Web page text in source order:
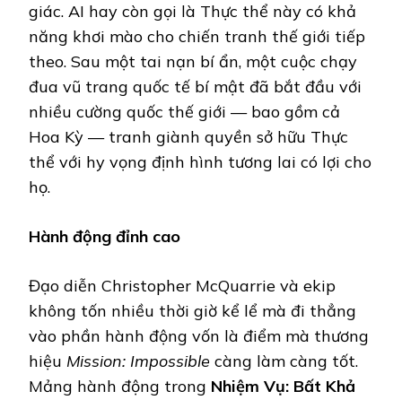
giác. AI hay còn gọi là Thực thể này có khả
năng khơi mào cho chiến tranh thế giới tiếp
theo. Sau một tai nạn bí ẩn, một cuộc chạy
đua vũ trang quốc tế bí mật đã bắt đầu với
nhiều cường quốc thế giới — bao gồm cả
Hoa Kỳ — tranh giành quyền sở hữu Thực
thể với hy vọng định hình tương lai có lợi cho
họ.
Hành động đỉnh cao
Đạo diễn Christopher McQuarrie và ekip
không tốn nhiều thời giờ kể lể mà đi thẳng
vào phần hành động vốn là điểm mà thương
hiệu Mission: Impossible càng làm càng tốt.
Mảng hành động trong Nhiệm Vụ: Bất Khả